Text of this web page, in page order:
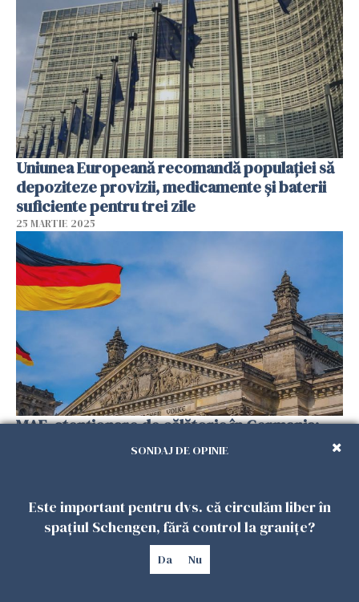
Uniunea Europeană recomandă populației să
depoziteze provizii, medicamente și baterii
suficiente pentru trei zile
25 MARTIE 2025
MAE, atenționare de călătorie în Germania:
Greve pe 11 aeroporturi. Traficul aerian e
SONDAJ DE OPINIE
Este important pentru dvs. că circulăm liber în
spațiul Schengen, fără control la granițe?
Da Nu